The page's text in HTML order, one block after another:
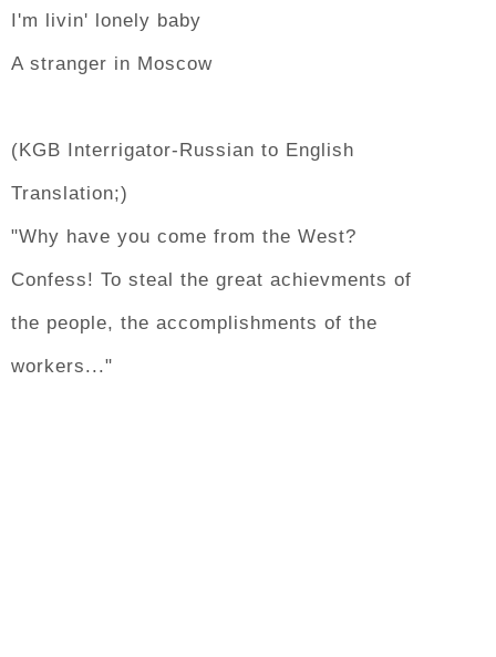
I'm livin' lonely baby
A stranger in Moscow
(KGB Interrigator-Russian to English
Translation;)
"Why have you come from the West?
Confess! To steal the great achievments of
the people, the accomplishments of the
workers..."